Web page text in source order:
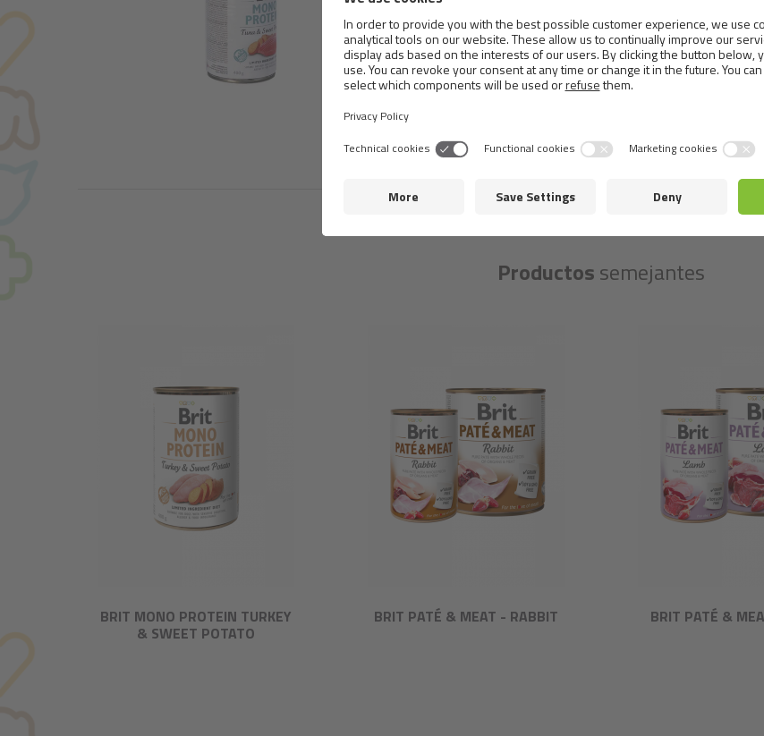
Productossemejantes
BRIT MONO PROTEIN TURKEY
& SWEET POTATO
BRIT PATÉ & MEAT - RABBIT BRIT PATÉ &